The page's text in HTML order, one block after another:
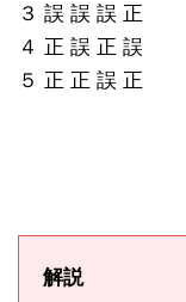
３ 誤 誤 誤 正
４ 正 誤 正 誤
５ 正 正 誤 正
解説